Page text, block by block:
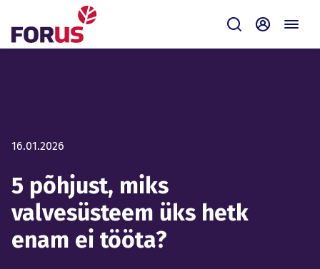
Saada
16.01.2026
5 põhjust, miks
valvesüsteem üks hetk
enam ei tööta?